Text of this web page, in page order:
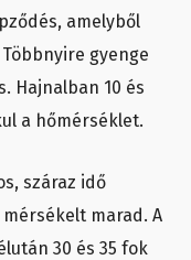
amelyből
gyenge
Hajnalban 10 és
a hőmérséklet.
száraz idő
marad. A
30 és 35 fok